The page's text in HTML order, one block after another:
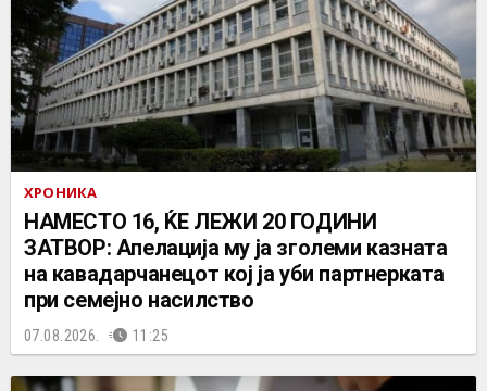
ХРОНИКА
НАМЕСТО 16, ЌЕ ЛЕЖИ 20 ГОДИНИ
ЗАТВОР: Апелација му ја зголеми казната
на кавадарчанецот кој ја уби партнерката
при семејно насилство
07.08.2026. 11:25